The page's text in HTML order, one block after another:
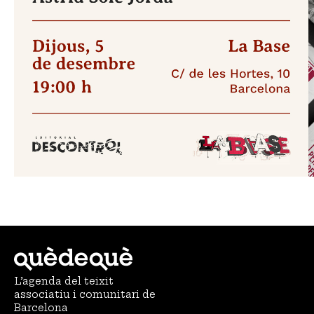
L’agenda del teixit
associatiu i comunitari de
Barcelona